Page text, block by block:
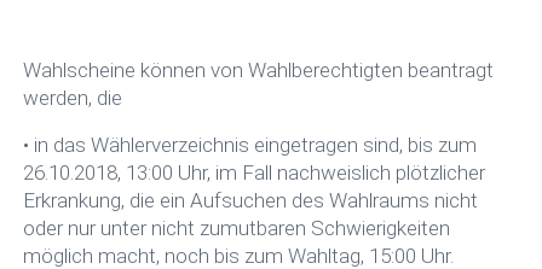
Wahlscheine können von Wahlberechtigten beantragt
werden, die
• in das Wählerverzeichnis eingetragen sind, bis zum
26.10.2018, 13:00 Uhr, im Fall nachweislich plötzlicher
Erkrankung, die ein Aufsuchen des Wahlraums nicht
oder nur unter nicht zumutbaren Schwierigkeiten
möglich macht, noch bis zum Wahltag, 15:00 Uhr.